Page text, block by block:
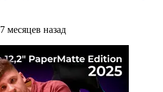
7 месяцев назад